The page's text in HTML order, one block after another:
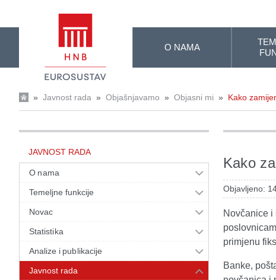
O NAMA
» Javnost rada » Objašnjavamo » Objasni mi » Kako
JAVNOST RADA
O nama
Temeljne funkcije
Novac
Statistika
Analize i publikacije
Javnost rada
Kako
Objavljeno:
Novčanice i
primjenu
Banke,